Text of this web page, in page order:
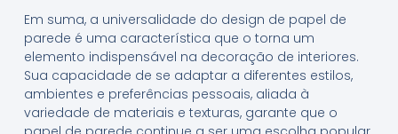
Em suma, a universalidade do design de papel de
parede é uma característica que o torna um
elemento indispensável na decoração de interiores.
Sua capacidade de se adaptar a diferentes estilos,
ambientes e preferências pessoais, aliada à
variedade de materiais e texturas, garante que o